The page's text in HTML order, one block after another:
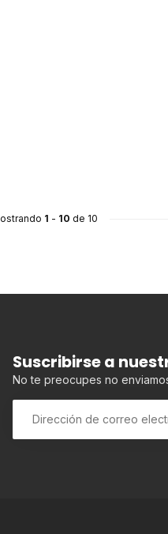
1 - 10 de 10
Suscribirse a
No te preocupes no